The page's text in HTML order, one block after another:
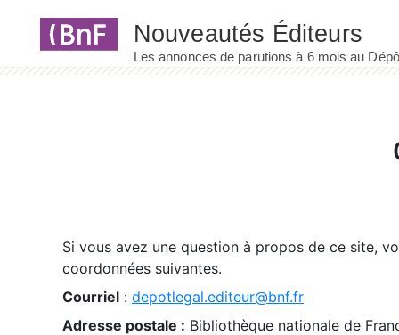
Si vous avez une question à propos de ce site,
coordonnées suivantes.
Courriel : depotlegal.editeur@bnf.fr
Adresse postale : Bibliothèque nationale de